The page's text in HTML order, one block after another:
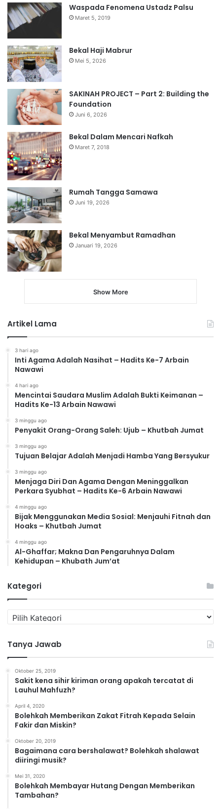
Waspada Fenomena Ustadz Palsu
Maret 5, 2019
Bekal Haji Mabrur
Mei 5, 2026
SAKINAH PROJECT – Part 2: Building the
Foundation
Juni 6, 2026
Bekal Dalam Mencari Nafkah
Maret 7, 2018
Rumah Tangga Samawa
Juni 19, 2026
Bekal Menyambut Ramadhan
Januari 19, 2026
Show More
Artikel Lama
3 hari ago
Inti Agama Adalah Nasihat – Hadits Ke-7 Arbain
Nawawi
4 hari ago
Mencintai Saudara Muslim Adalah Bukti Keimanan –
Hadits Ke-13 Arbain Nawawi
3 minggu ago
Penyakit Orang-Orang Saleh: Ujub – Khutbah Jumat
3 minggu ago
Tujuan Belajar Adalah Menjadi Hamba Yang Bersyukur
3 minggu ago
Menjaga Diri Dan Agama Dengan Meninggalkan
Perkara Syubhat – Hadits Ke-6 Arbain Nawawi
4 minggu ago
Bijak Menggunakan Media Sosial: Menjauhi Fitnah dan
Hoaks – Khutbah Jumat
4 minggu ago
Al-Ghaffar; Makna Dan Pengaruhnya Dalam
Kehidupan – Khubath Jum’at
Kategori
a
e
g
Tanya Jawab
Oktober 25, 2019
Sakit kena sihir kiriman orang apakah tercatat di
Lauhul Mahfuzh?
April 4, 2020
Bolehkah Memberikan Zakat Fitrah Kepada Selain
Fakir dan Miskin?
Oktober 20, 2019
Bagaimana cara bershalawat? Bolehkah shalawat
diiringi musik?
Mei 31, 2020
Bolehkah Membayar Hutang Dengan Memberikan
Tambahan?